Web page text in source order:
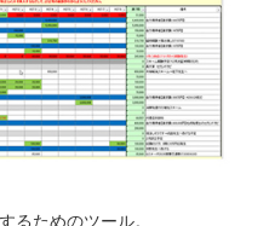
るためのツール。